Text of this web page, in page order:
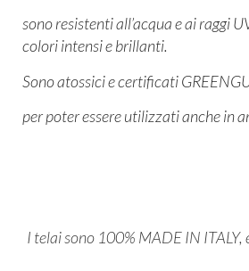
sono resistenti all’acqua e ai raggi
colori intensi e brillanti.
Sono atossici e certificati
per poter essere utilizzati anche in
I telai sono 100% MADE IN